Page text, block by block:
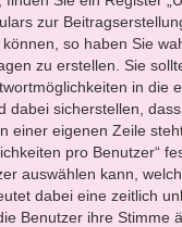
zur
so haben Sie
zu erstellen. Sie
in die
dabei sicherstellen,
einer eigenen Zeile
pro Benutzer“
auswählen kann,
dabei eine zeitlich
Benutzer ihre Stimme